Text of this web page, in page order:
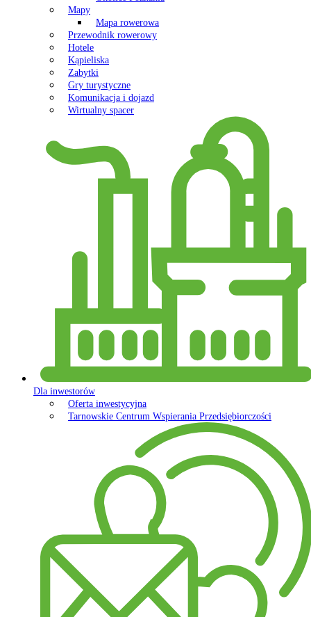
Mapy
Mapa rowerowa
Przewodnik rowerowy
Hotele
Kąpieliska
Zabytki
Gry turystyczne
Komunikacja i dojazd
Wirtualny spacer
Dla inwestorów
Oferta inwestycyjna
Tarnowskie Centrum Wspierania Przedsiębiorczości